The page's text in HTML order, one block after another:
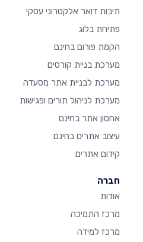
תיבות דואר אלקטרוני עסקי
פתיחת בלוג
הקמת פורום בחינם
מערכת בניית קורסים
מערכת לבניית אתר מסעדה
מערכת לניהול תורים ופגישות
אחסון אתר בחינם
עיצוב אתרים בחינם
קידום אתרים
חברה
אודות
מרכז התמיכה
מרכז למידה